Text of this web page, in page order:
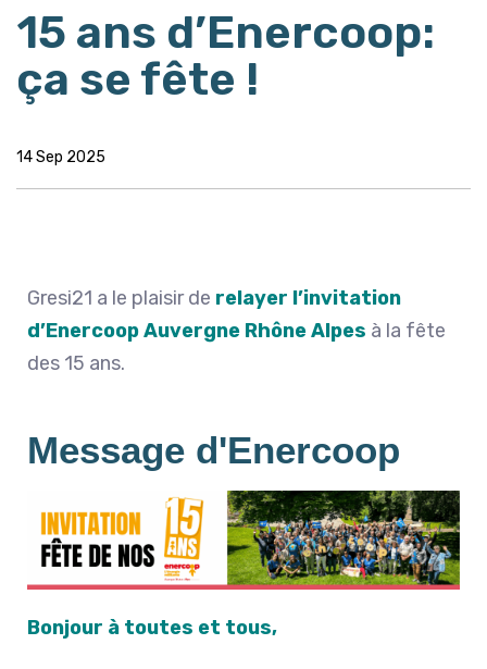
15 ans d’Enercoop:
ça se fête !
14 Sep 2025
Gresi21 a le plaisir de relayer l’invitation
d’Enercoop Auvergne Rhône Alpes à la fête
des 15 ans.
Message d'Enercoop
Bonjour à toutes et tous,